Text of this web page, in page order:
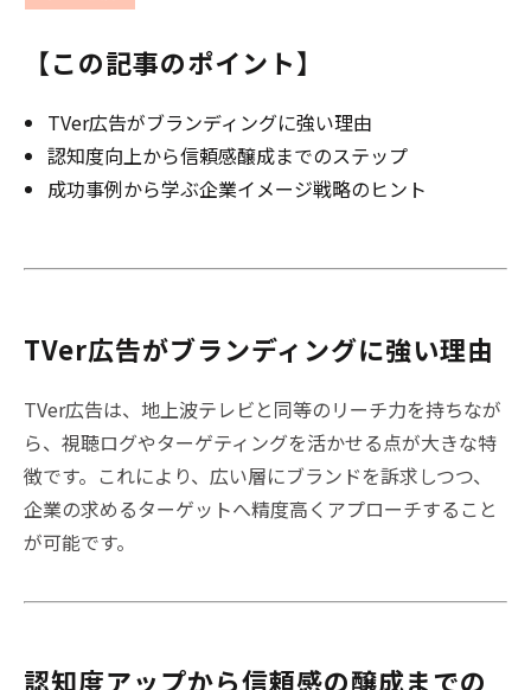
【この記事のポイント】
TVer広告がブランディングに強い理由
認知度向上から信頼感醸成までのステップ
成功事例から学ぶ企業イメージ戦略のヒント
TVer広告がブランディングに強い理由
TVer広告は、地上波テレビと同等のリーチ力を持ちなが
ら、視聴ログやターゲティングを活かせる点が大きな特
徴です。これにより、広い層にブランドを訴求しつつ、
企業の求めるターゲットへ精度高くアプローチすること
が可能です。
認知度アップから信頼感の醸成までの